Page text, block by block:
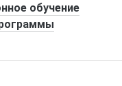
обучение